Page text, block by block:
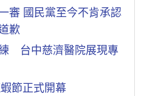
審 國民黨至今不肯承認
歉
台中慈濟醫院展現專
節正式開幕